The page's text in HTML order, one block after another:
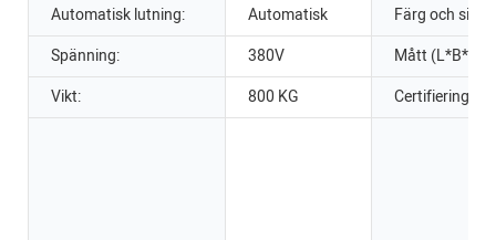
Automatisk lutning:
Automatisk
Färg och sida:
Spänning:
380V
Mått (L*B*H):
Vikt:
800 KG Certifiering: